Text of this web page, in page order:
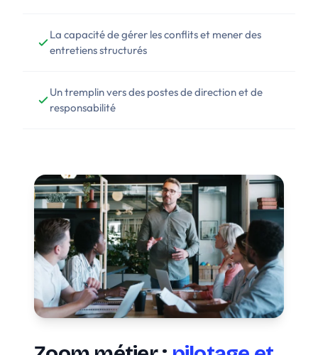
La capacité de gérer les conflits et mener des
entretiens structurés
Un tremplin vers des postes de direction et de
responsabilité